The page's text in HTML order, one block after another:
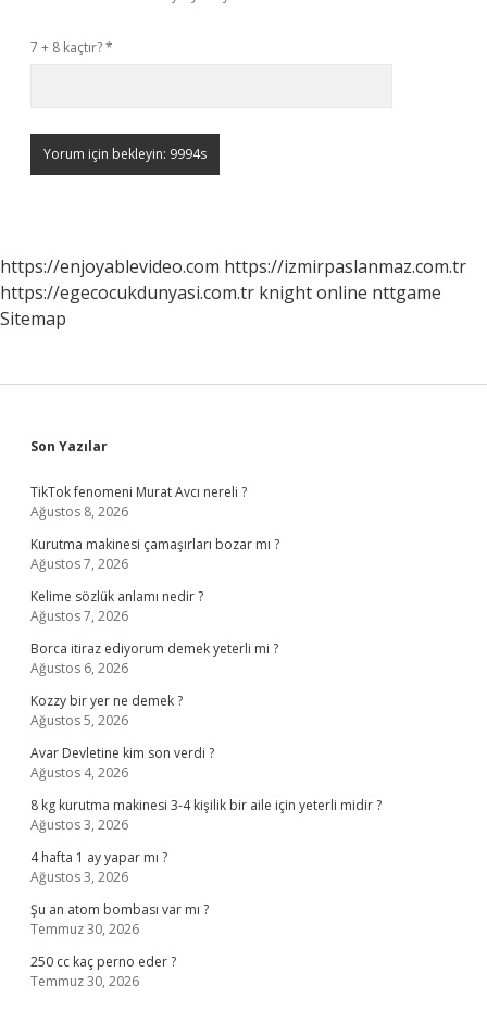
7 + 8 kaçtır?*
https://enjoyablevideo.com https://izmirpaslanmaz.com.tr
https://egecocukdunyasi.com.tr knight online nttgame
Sitemap
Sidebar
Son Yazılar
TikTok fenomeni Murat Avcı nereli ?
Ağustos 8, 2026
Kurutma makinesi çamaşırları bozar mı ?
Ağustos 7, 2026
Kelime sözlük anlamı nedir ?
Ağustos 7, 2026
Borca itiraz ediyorum demek yeterli mi ?
Ağustos 6, 2026
Kozzy bir yer ne demek ?
Ağustos 5, 2026
Avar Devletine kim son verdi ?
Ağustos 4, 2026
8 kg kurutma makinesi 3-4 kişilik bir aile için yeterli midir ?
Ağustos 3, 2026
4 hafta 1 ay yapar mı ?
Ağustos 3, 2026
Şu an atom bombası var mı ?
Temmuz 30, 2026
250 cc kaç perno eder ?
Temmuz 30, 2026